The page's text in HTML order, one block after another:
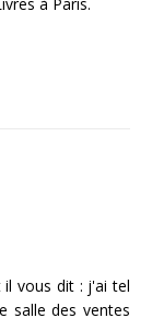
il vous dit : j'ai tel
salle des ventes